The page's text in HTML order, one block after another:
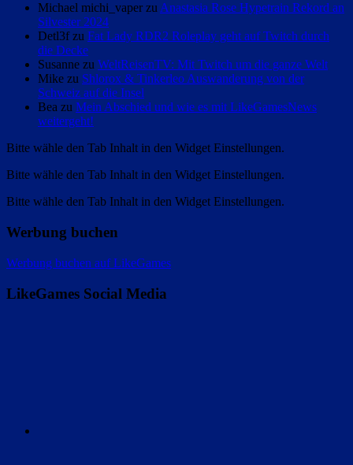
Michael michi_vaper zuAnastasia Rose Hypetrain Rekord an
Silvester 2024
Detl3f zu Fat Lady RDR2 Roleplay geht auf Twitch durch
die Decke
Susanne zu WeltReisenTV: Mit Twitch um die ganze Welt
Mike zu Shlorox & Tinkerleo Auswanderung von der
Schweiz auf die Insel
Bea zu Mein Abschied und wie es mit LikeGamesNews
weitergeht!
Bitte wähle den Tab Inhalt in den Widget Einstellungen.
Bitte wähle den Tab Inhalt in den Widget Einstellungen.
Bitte wähle den Tab Inhalt in den Widget Einstellungen.
Werbung buchen
Werbung buchen auf LikeGames
LikeGames Social Media